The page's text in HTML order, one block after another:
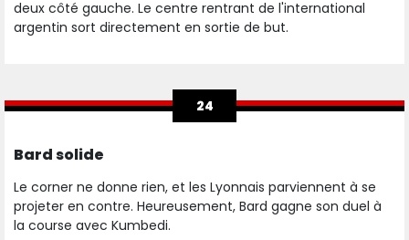
deux côté gauche. Le centre rentrant de l'international
argentin sort directement en sortie de but.
24
Bard solide
Le corner ne donne rien, et les Lyonnais parviennent à se
projeter en contre. Heureusement, Bard gagne son duel à
la course avec Kumbedi.